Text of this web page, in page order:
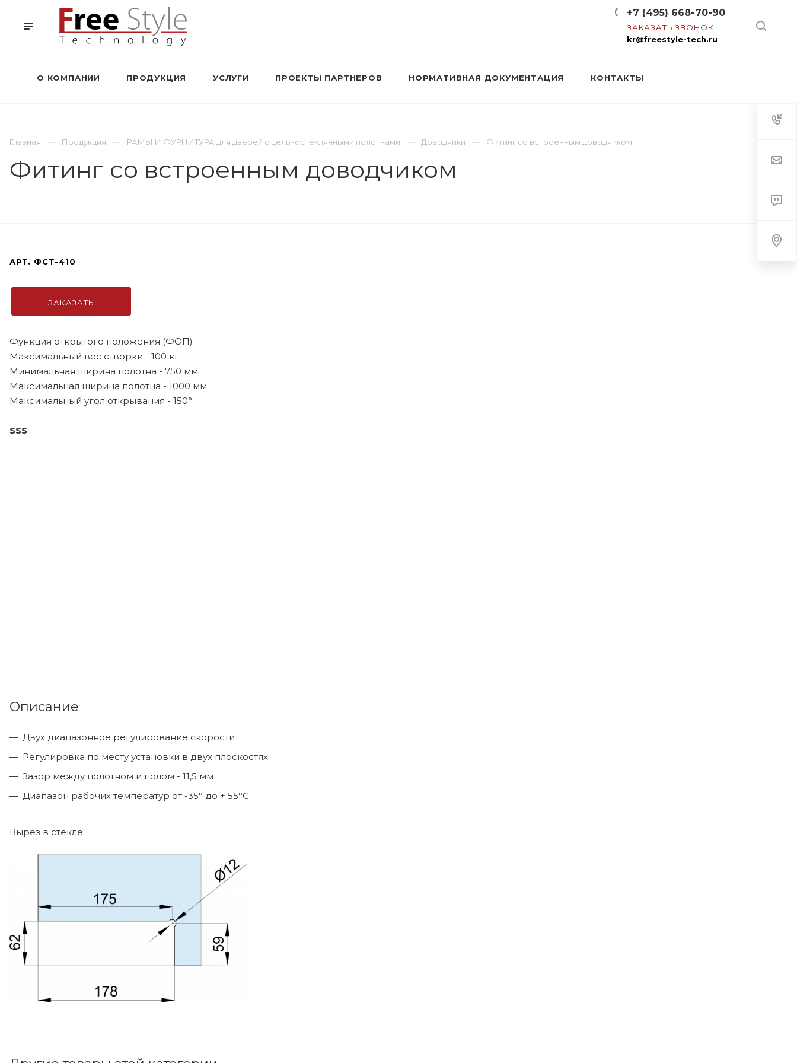
+7 (495) 668-70-90
ЗАКАЗАТЬ ЗВОНОК
kr@freestyle-tech.ru
О КОМПАНИИ ПРОДУКЦИЯ УСЛУГИ ПРОЕКТЫ ПАРТНЕРОВ НОРМАТИВНАЯ ДОКУМЕНТАЦИЯ КОНТАКТЫ
Главная Продукция РАМЫ И ФУРНИТУРА для дверей с цельностеклянными полотнами Доводчики Фитинг со встроенным доводчиком
Фитинг со встроенным доводчиком
АРТ. ФСТ-410
ЗАКАЗАТЬ
Функция открытого положения (ФОП)
Максимальный вес створки - 100 кг
Минимальная ширина полотна - 750 мм
Максимальная ширина полотна - 1000 мм
Максимальный угол открывания - 150°
SSS
Описание
Двух диапазонное регулирование скорости
Регулировка по месту установки в двух плоскостях
Зазор между полотном и полом - 11,5 мм
Диапазон рабочих температур от -35° до + 55°C
Вырез в стекле: